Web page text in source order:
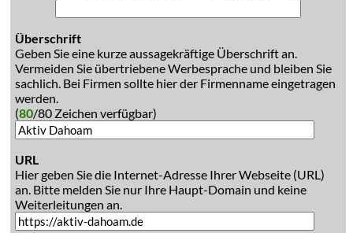
Überschrift
Geben Sie eine kurze aussagekräftige Überschrift an.
Vermeiden Sie übertriebene Werbesprache und bleiben Sie
sachlich. Bei Firmen sollte hier der Firmenname eingetragen
werden.
(80/80 Zeichen verfügbar)
URL
Hier geben Sie die Internet-Adresse Ihrer Webseite (URL)
an. Bitte melden Sie nur Ihre Haupt-Domain und keine
Weiterleitungen an.